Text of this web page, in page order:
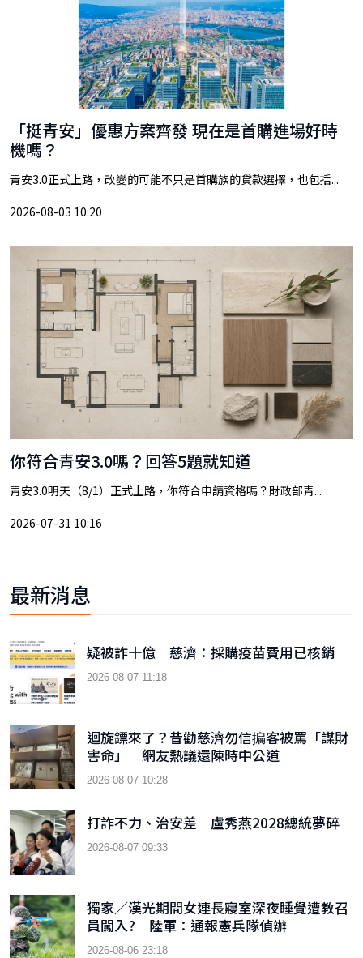
「挺青安」優惠方案齊發 現在是首購進場好時
機嗎？
青安3.0正式上路，改變的可能不只是首購族的貸款選擇，也包括...
2026-08-03 10:20
你符合青安3.0嗎？回答5題就知道
青安3.0明天（8/1）正式上路，你符合申請資格嗎？財政部青...
2026-07-31 10:16
最新消息
疑被詐十億 慈濟：採購疫苗費用已核銷
2026-08-07 11:18
迴旋鏢來了？昔勸慈濟勿信揙客被罵「謀財
害命」 網友熱議還陳時中公道
2026-08-07 10:28
打詐不力、治安差 盧秀燕2028總統夢碎
2026-08-07 09:33
獨家／漢光期間女連長寢室深夜睡覺遭教召
員闖入? 陸軍：通報憲兵隊偵辦
2026-08-06 23:18